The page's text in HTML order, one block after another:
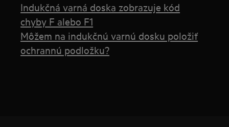
Indukčná varná doska zobrazuje kód
chyby F alebo F1
Môžem na indukčnú varnú dosku položiť
ochrannú podložku?